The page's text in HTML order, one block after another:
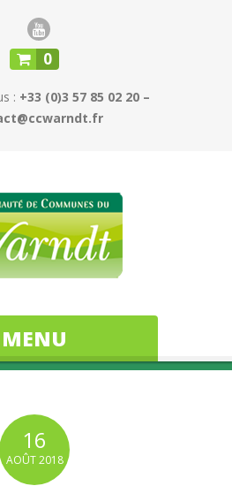
0
: +33 (0)3 57 85 02 20 –
MENU
16
AOÛT2018